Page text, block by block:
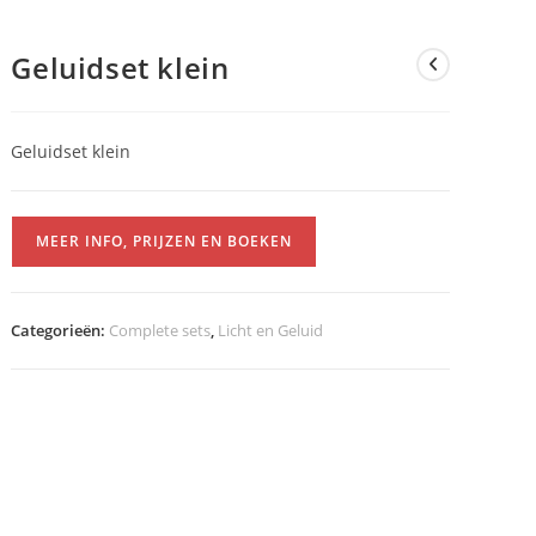
Geluidset klein
Geluidset klein
MEER INFO, PRIJZEN EN BOEKEN
Categorieën: Complete sets, Licht en Geluid